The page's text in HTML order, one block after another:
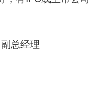
总经理